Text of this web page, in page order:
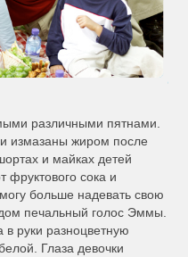
различными пятнами.
измазаны жиром после
и майках детей
фруктового сока и
больше надевать свою
печальный голос Эммы.
руки разноцветную
Глаза девочки